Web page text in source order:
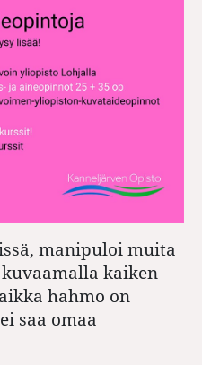
manipuloi muita
kaiken
hahmo on
saa omaa